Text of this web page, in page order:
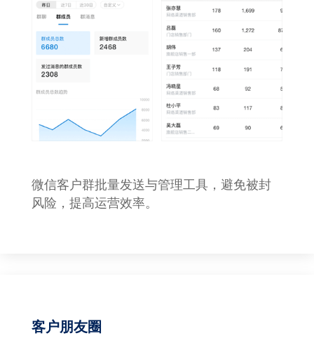
微信客户群批量发送与管理工具，避免被封
风险，提高运营效率。
客户朋友圈